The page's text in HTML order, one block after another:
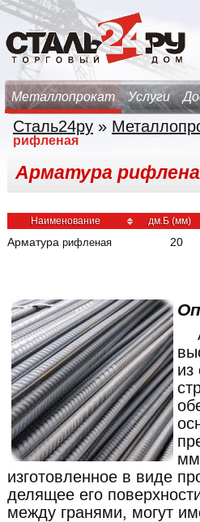
Металлопрокат Услуги
Сталь24ру »
рифленая
Арматура
Наименование дм.Б (мм)
Арматура рифленая 20
из
мм
изготовленное в виде
делящее его
между гранями, могут